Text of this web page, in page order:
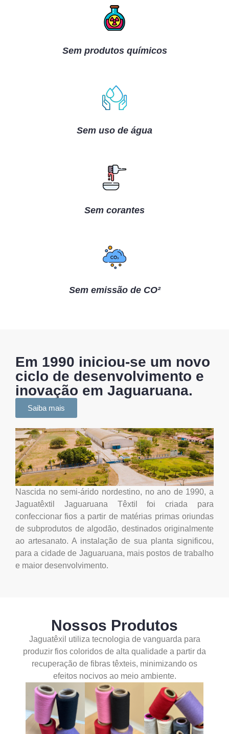
Sem produtos químicos
Sem uso de água
Sem corantes
Sem emissão de CO²
Em 1990 iniciou-se um novo
ciclo de desenvolvimento e
inovação em Jaguaruana.
Saiba mais
Nascida no semi-árido nordestino, no ano de 1990, a
Jaguatêxtil Jaguaruana Têxtil foi criada para
confeccionar fios a partir de matérias primas oriundas
de subprodutos de algodão, destinados originalmente
ao artesanato. A instalação de sua planta significou,
para a cidade de Jaguaruana, mais postos de trabalho
e maior desenvolvimento.
Nossos Produtos
Jaguatêxil utiliza tecnologia de vanguarda para
produzir fios coloridos de alta qualidade a partir da
recuperação de fibras têxteis, minimizando os
efeitos nocivos ao meio ambiente.